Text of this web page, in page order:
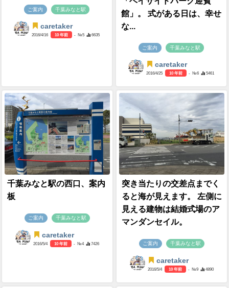
ご案内 千葉みなと駅
caretaker
2016/4/16 10 年前 - №5 6635
館」。 式がある日は、幸せ
な...
ご案内 千葉みなと駅
caretaker
2016/4/25 10 年前 - №6 5461
千葉みなと駅の西口、案内
板
ご案内 千葉みなと駅
caretaker
2016/5/4 10 年前 - №4 7426
突き当たりの交差点までく
ると海が見えます。 左側に
見える建物は結婚式場のア
マンダンセイル。
ご案内 千葉みなと駅
caretaker
2016/5/4 10 年前 - №9 4890